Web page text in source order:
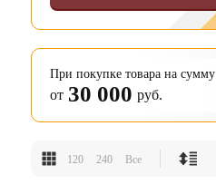
При покупке товара на сумму
от 30 000 руб.
120 240 Все